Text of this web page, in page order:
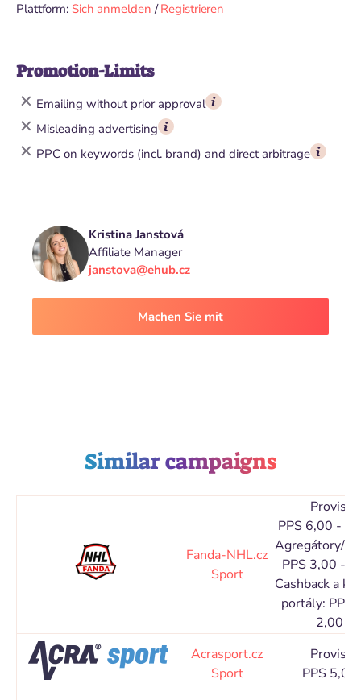
Plattform: Sich anmelden /Registrieren
Promotion-Limits
Emailing without prior approval
Misleading advertising
PPC on keywords (incl. brand) and direct arbitrage
Kristina Janstová
Affiliate Manager
janstova@ehub.cz
Machen Sie mit
Similar campaigns
Fanda-NHL.cz
Sport
PPS 6,00 -
Agregátory/
PPS 3,00 -
Cashback a
portály: PPS
2,00 %
Acrasport.cz
Sport
PPS 5,00